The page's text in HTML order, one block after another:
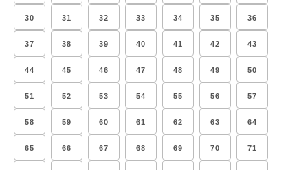
30 31 32 33 34 35 36
37 38 39 40 41 42 43
44 45 46 47 48 49 50
51 52 53 54 55 56 57
58 59 60 61 62 63 64
65 66 67 68 69 70 71